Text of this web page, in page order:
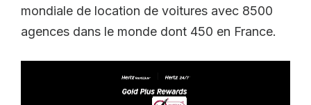
mondiale de location de voitures avec 8500
agences dans le monde dont 450 en France.